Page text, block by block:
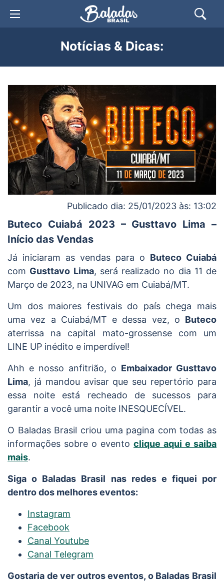
Notícias & Dicas:
Publicado dia: 25/01/2023 às: 13:02
Buteco Cuiabá 2023 – Gusttavo Lima –
Início das Vendas
Já iniciaram as vendas para o Buteco Cuiabá
com Gusttavo Lima, será realizado no dia 11 de
Março de 2023, na UNIVAG em Cuiabá/MT.
Um dos maiores festivais do país chega mais
uma vez a Cuiabá/MT e dessa vez, o Buteco
aterrissa na capital mato-grossense com um
LINE UP inédito e imperdível!
Ahh e nosso anfitrião, o Embaixador Gusttavo
Lima, já mandou avisar que seu repertório para
essa noite está recheado de sucessos para
garantir a você uma noite INESQUECÍVEL.
O Baladas Brasil criou uma pagina com todas as
informações sobre o evento clique aqui e saiba
mais.
Siga o Baladas Brasil nas redes e fiquei por
dentro dos melhores eventos:
Instagram
Facebook
Canal Youtube
Canal Telegram
Gostaria de ver outros eventos, o Baladas Brasil